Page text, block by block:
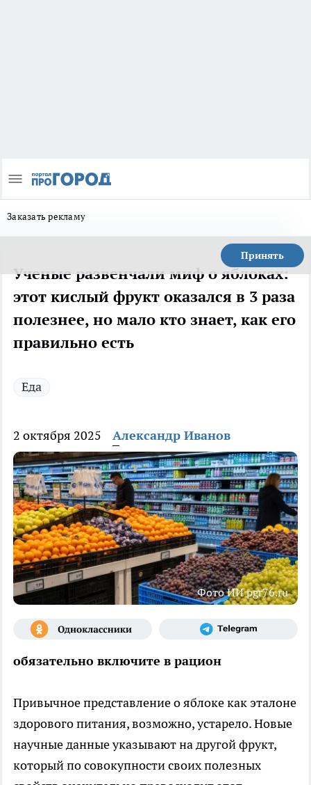
Заказать рекламу
Принять
Ученые развенчали миф о яблоках:
этот кислый фрукт оказался в 3 раза
полезнее, но мало кто знает, как его
правильно есть
Еда
2 октября 2025 Александр Иванов
Фото ИИ pgr76.ru
обязательно включите в рацион
Привычное представление о яблоке как эталоне
здорового питания, возможно, устарело. Новые
научные данные указывают на другой фрукт,
который по совокупности своих полезных